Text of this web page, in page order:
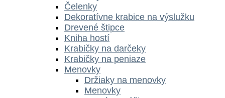
Čelenky
Dekoratívne krabice na výslužku
Drevené štipce
Kniha hostí
Krabičky na darčeky
Krabičky na peniaze
Menovky
Držiaky na menovky
Menovky